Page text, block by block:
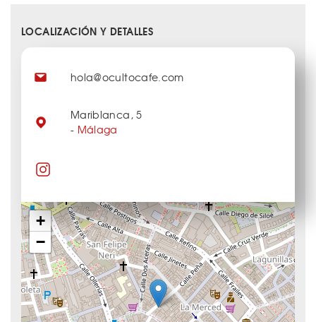
LOCALIZACIÓN Y DETALLES
+
−
hola@ocultocafe.com
Mariblanca, 5
- Málaga